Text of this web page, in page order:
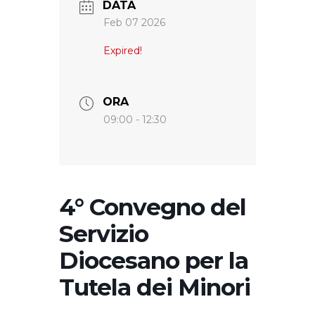
DATA
Feb 07 2026
Expired!
ORA
09:00 - 12:30
4° Convegno del
Servizio
Diocesano per la
Tutela dei Minori